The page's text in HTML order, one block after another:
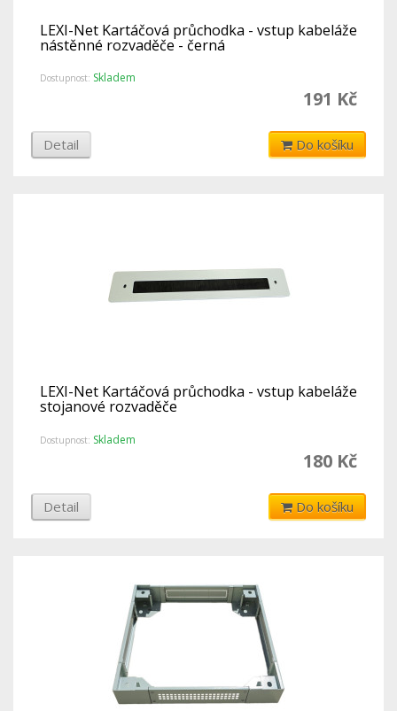
LEXI-Net Kartáčová průchodka - vstup kabeláže
nástěnné rozvaděče - černá
Dostupnost: Skladem
191 Kč
Detail Do košíku
LEXI-Net Kartáčová průchodka - vstup kabeláže
stojanové rozvaděče
Dostupnost: Skladem
180 Kč
Detail Do košíku